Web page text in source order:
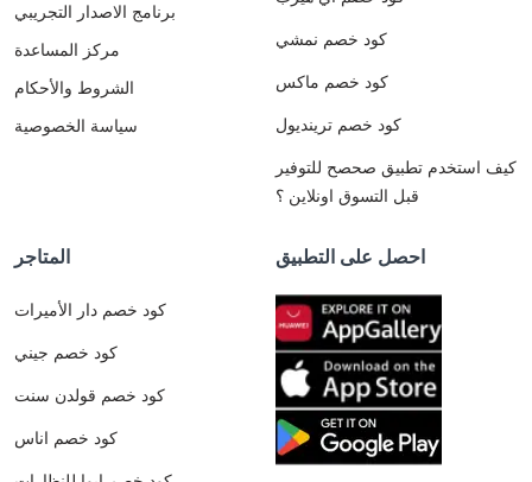
برنامج الاصدار التجريبي
مركز المساعدة
الشروط والأحكام
سياسة الخصوصية
كود خصم نمشي
كود خصم ماكس
كود خصم ترينديول
كيف استخدم تطبيق صحصح للتوفير
قبل التسوق اونلاين ؟
المتاجر
كود خصم دار الأميرات
كود خصم جيني
كود خصم قولدن سنت
كود خصم اناس
احصل على التطبيق